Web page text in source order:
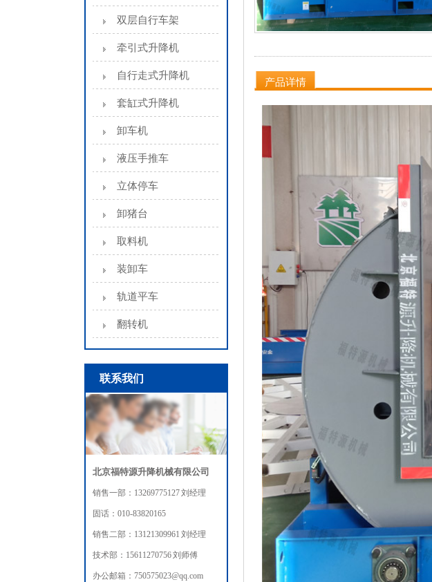
双层自行车架
牵引式升降机
自行走式升降机
套缸式升降机
卸车机
液压手推车
立体停车
卸猪台
取料机
装卸车
轨道平车
翻转机
联系我们
北京福特源升降机械有限公司
销售一部：13269775127 刘经理
固话：010-83820165
销售二部：13121309961 刘经理
技术部：15611270756 刘师傅
办公邮箱：750575023@qq.com
产品详情